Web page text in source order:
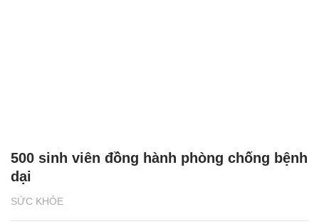
SỨC KHỎE
500 sinh viên đồng hành phòng chống bệnh
dại